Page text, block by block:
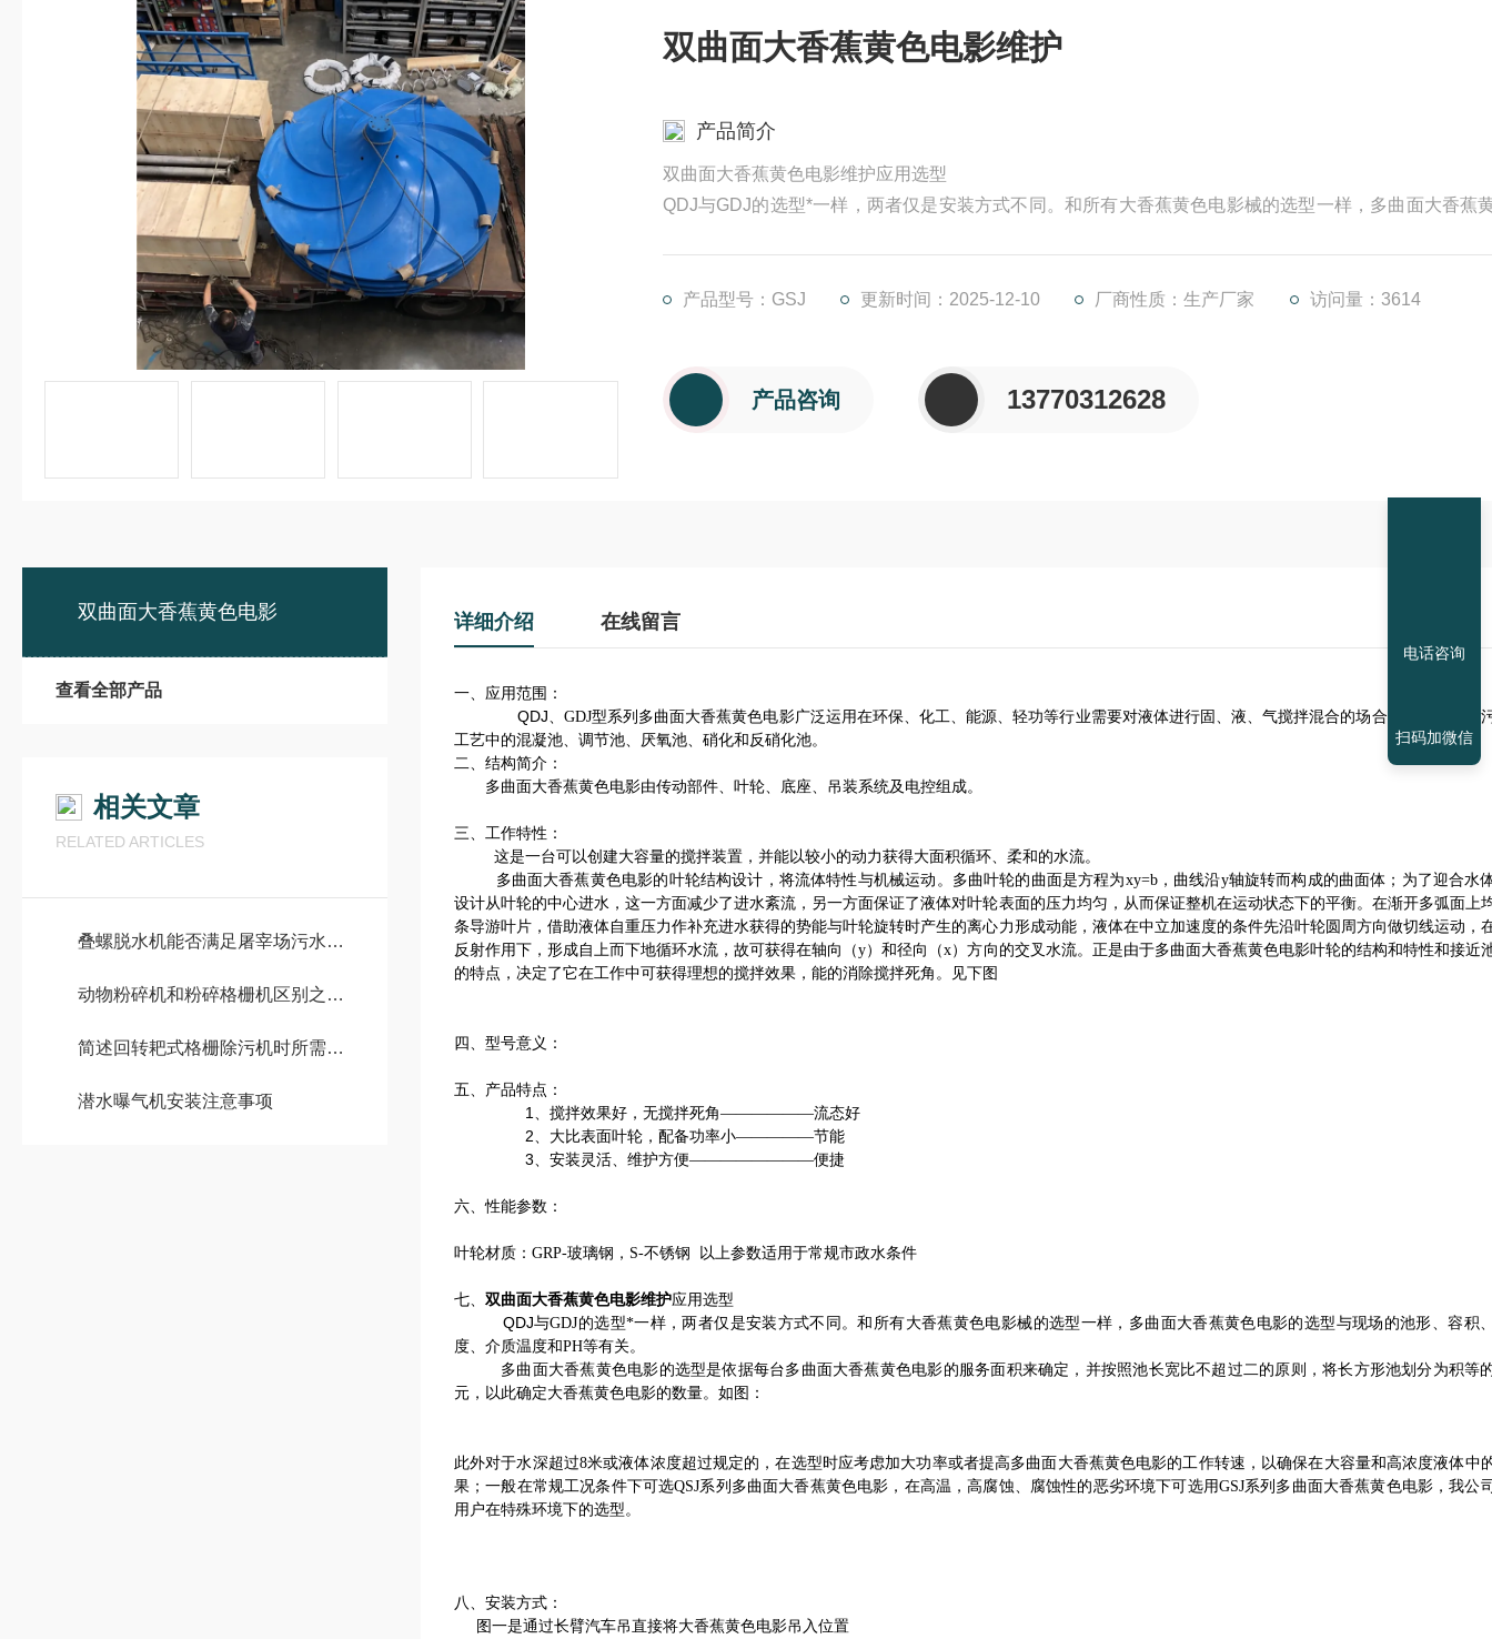
双曲面大香蕉黄色电影维护
产品简介
双曲面大香蕉黄色电影维护应用选型
QDJ与GDJ的选型*一样，两者仅是安装方式不同。和所有大香蕉黄色电影械的选型一样，多曲面大香蕉
的原则，将长方形池划分为积等的工作单元，以此确定大香蕉黄色电影的数量。
产品型号：GSJ 更新时间：2025-12-10 厂商性质：生产厂家 访问量：3614
产品咨询 13770312628
双曲面大香蕉黄色电影
查看全部产品
相关文章
RELATED ARTICLES
叠螺脱水机能否满足屠宰场污水处理需求
动物粉碎机和粉碎格栅机区别之处及主要原理
简述回转耙式格栅除污机时所需要考虑的关键要点
潜水曝气机安装注意事项
详细介绍 在线留言
一、应用范围：
QDJ、 GDJ型系列 多曲面大香蕉黄色电影广泛运用在环保、化工、能源、轻功等行业需要对液体进行固、液、气搅拌混合的场合，尤其适用在
工艺中的混凝池、调节池、厌氧池、硝化和反硝化池。
二、结构简介：
多曲面大香蕉黄色电影由传动部件、叶轮、底座、吊装系统及电控组成。
三、工作特性：
这是一台可以创建大容量的搅拌装置，并能以较小的动力获得大面积循环、柔和的水流。
多曲面大香蕉黄色电影的叶轮结构设计，将流体特性与机械运动。多曲叶轮的曲面是方程为xy=b，曲线沿y轴旋转而构成的曲面体；为了迎合水
设计从叶轮的中心进水，这一方面减少了进水紊流，另一方面保证了液体对叶轮表面的压力均匀，从而保证整机在运动状态下的平衡。在渐开多弧面上
条导游叶片，借助液体自重压力作补充进水获得的势能与叶轮旋转时产生的离心力形成动能，液体在中立加速度的条件先沿叶轮圆周方向做切线运动，
反射作用下，形成自上而下地循环水流，故可获得在轴向（y）和径向（x）方向的交叉水流。正是由于多曲面大香蕉黄色电影叶轮的结构和特性和接近
的特点，决定了它在工作中可获得理想的搅拌效果，能的消除搅拌死角。见下图
四、型号意义：
五、产品特点：
1 、搅拌效果好，无搅拌死角——————流态好
2、大比表面叶轮，配备功率小—————节能
3、安装灵活、维护方便————————便捷
六、性能参数：
叶轮材质： GRP-玻璃钢， S-不锈钢 以上参数适用于常规市政水条件
七、 双曲面大香蕉黄色电影维护应用选型
QDJ与GDJ的选型*一样，两者仅是安装方式不同。和所有大香蕉黄色电影械的选型一样， 多曲面大香蕉黄色电影的选型与现场的池形、容积
度、介质温度和PH等有关。
多曲面大香蕉黄色电影的选型是依据每台多曲面大香蕉黄色电影的服务面积来确定，并按照池长宽比不超过二的原则，将长方形池划分为积等
元，以此确定大香蕉黄色电影的数量。如图：
此外对于水深超过8米或液体浓度超过规定的，在选型时应考虑加大功率或者提高多曲面大香蕉黄色电影的工作转速，以确保在大容量和高浓度液体中
果；一般在常规工况条件下可选QSJ系列 多曲面大香蕉黄色电影，在高温，高腐蚀、腐蚀性的恶劣环境下可选用GSJ系列 多曲面大香蕉黄色电影，我公
用户在特殊环境下的选型。
八、安装方式：
图一是通过长臂汽车吊直接将大香蕉黄色电影吊入位置
电话咨询
扫码加微信